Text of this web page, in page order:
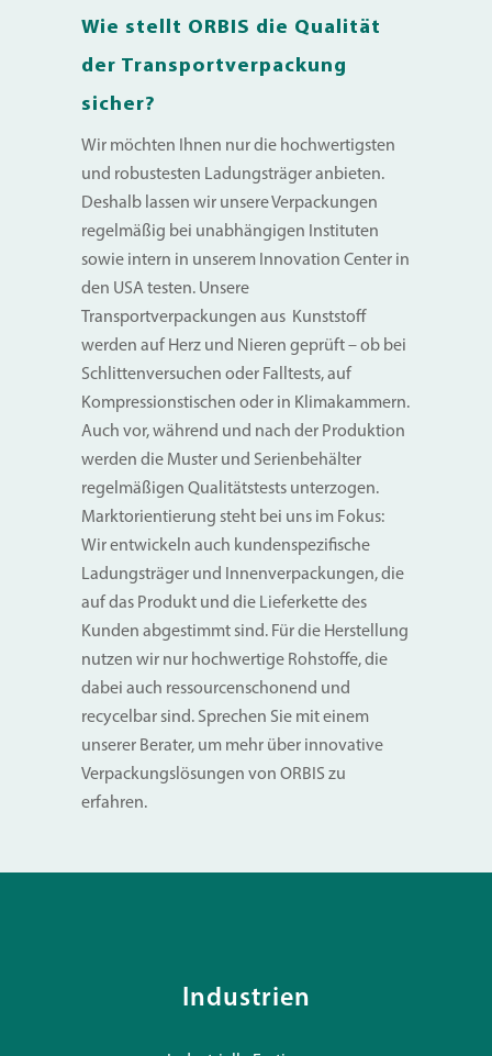
Wie stellt ORBIS die Qualität
der Transportverpackung
sicher?
Wir möchten Ihnen nur die hochwertigsten
und robustesten Ladungsträger anbieten.
Deshalb lassen wir unsere Verpackungen
regelmäßig bei unabhängigen Instituten
sowie intern in unserem Innovation Center in
den USA testen. Unsere
Transportverpackungen aus Kunststoff
werden auf Herz und Nieren geprüft – ob bei
Schlittenversuchen oder Falltests, auf
Kompressionstischen oder in Klimakammern.
Auch vor, während und nach der Produktion
werden die Muster und Serienbehälter
regelmäßigen Qualitätstests unterzogen.
Marktorientierung steht bei uns im Fokus:
Wir entwickeln auch kundenspezifische
Ladungsträger und Innenverpackungen, die
auf das Produkt und die Lieferkette des
Kunden abgestimmt sind. Für die Herstellung
nutzen wir nur hochwertige Rohstoffe, die
dabei auch ressourcenschonend und
recycelbar sind. Sprechen Sie mit einem
unserer Berater, um mehr über innovative
Verpackungslösungen von ORBIS zu
erfahren.
Industrien